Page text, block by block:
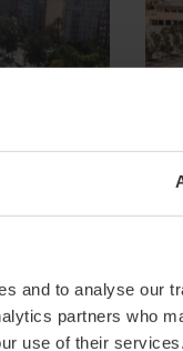
and to analyse our
partners who
use of their